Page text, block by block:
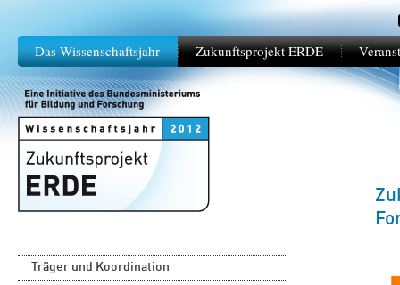
Das Wissenschaftsjahr Zukunftsprojekt ERDE
Träger und Koordination